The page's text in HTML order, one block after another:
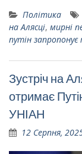
Політика
на Алясці, мирні
путін
Зустріч на
отримає
УНІАН
12 Серпня,